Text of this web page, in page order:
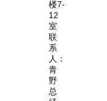
楼7-
12
室
联
系
人：
青
野
总